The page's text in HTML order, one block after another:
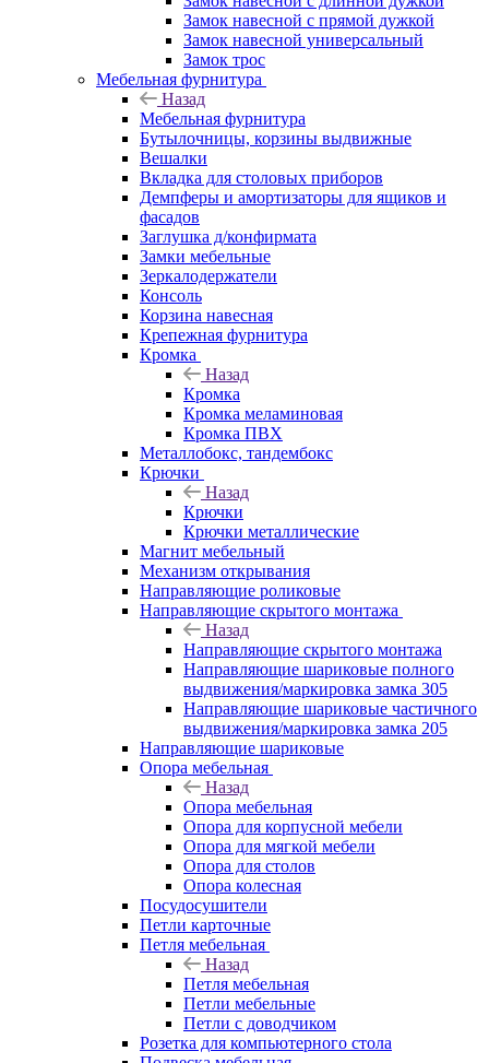
Замок навесной с прямой дужкой
Замок навесной универсальный
Замок трос
Мебельная фурнитура
Назад
Мебельная фурнитура
Бутылочницы, корзины выдвижные
Вешалки
Вкладка для столовых приборов
Демпферы и амортизаторы для ящиков и
фасадов
Заглушка д/конфирмата
Замки мебельные
Зеркалодержатели
Консоль
Корзина навесная
Крепежная фурнитура
Кромка
Назад
Кромка
Кромка меламиновая
Кромка ПВХ
Металлобокс, тандембокс
Крючки
Назад
Крючки
Крючки металлические
Магнит мебельный
Механизм открывания
Направляющие роликовые
Направляющие скрытого монтажа
Назад
Направляющие скрытого монтажа
Направляющие шариковые полного
выдвижения/маркировка замка 305
Направляющие шариковые частичного
выдвижения/маркировка замка 205
Направляющие шариковые
Опора мебельная
Назад
Опора мебельная
Опора для корпусной мебели
Опора для мягкой мебели
Опора для столов
Опора колесная
Посудосушители
Петли карточные
Петля мебельная
Назад
Петля мебельная
Петли мебельные
Петли с доводчиком
Розетка для компьютерного стола